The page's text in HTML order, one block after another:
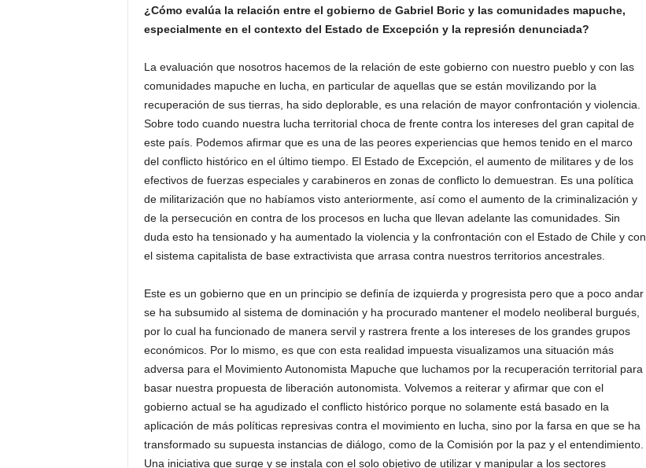
¿Cómo evalúa la relación entre el gobierno de Gabriel Boric y las comunidades mapuche,
especialmente en el contexto del Estado de Excepción y la represión denunciada?
La evaluación que nosotros hacemos de la relación de este gobierno con nuestro pueblo y con las
comunidades mapuche en lucha, en particular de aquellas que se están movilizando por la
recuperación de sus tierras, ha sido deplorable, es una relación de mayor confrontación y violencia.
Sobre todo cuando nuestra lucha territorial choca de frente contra los intereses del gran capital de
este país. Podemos afirmar que es una de las peores experiencias que hemos tenido en el marco
del conflicto histórico en el último tiempo. El Estado de Excepción, el aumento de militares y de los
efectivos de fuerzas especiales y carabineros en zonas de conflicto lo demuestran. Es una política
de militarización que no habíamos visto anteriormente, así como el aumento de la criminalización y
de la persecución en contra de los procesos en lucha que llevan adelante las comunidades. Sin
duda esto ha tensionado y ha aumentado la violencia y la confrontación con el Estado de Chile y con
el sistema capitalista de base extractivista que arrasa contra nuestros territorios ancestrales.
Este es un gobierno que en un principio se definía de izquierda y progresista pero que a poco andar
se ha subsumido al sistema de dominación y ha procurado mantener el modelo neoliberal burgués,
por lo cual ha funcionado de manera servil y rastrera frente a los intereses de los grandes grupos
económicos. Por lo mismo, es que con esta realidad impuesta visualizamos una situación más
adversa para el Movimiento Autonomista Mapuche que luchamos por la recuperación territorial para
basar nuestra propuesta de liberación autonomista. Volvemos a reiterar y afirmar que con el
gobierno actual se ha agudizado el conflicto histórico porque no solamente está basado en la
aplicación de más políticas represivas contra el movimiento en lucha, sino por la farsa en que se ha
transformado su supuesta instancias de diálogo, como de la Comisión por la paz y el entendimiento.
Una iniciativa que surge y se instala con el solo objetivo de utilizar y manipular a los sectores